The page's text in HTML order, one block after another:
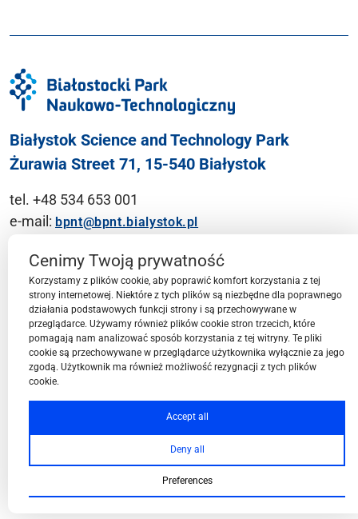
Białystok Science and Technology Park
Żurawia Street 71, 15-540 Białystok
tel. +48 534 653 001
e-mail: bpnt@bpnt.bialystok.pl
Contact
BPN-T Area
BPN-T Offer
Cenimy Twoją prywatność
Korzystamy z plików cookie, aby poprawić komfort korzystania z tej
strony internetowej. Niektóre z tych plików są niezbędne dla poprawnego
działania podstawowych funkcji strony i są przechowywane w
przeglądarce. Używamy również plików cookie stron trzecich, które
pomagają nam analizować sposób korzystania z tej witryny. Te pliki
cookie są przechowywane w przeglądarce użytkownika wyłącznie za jego
zgodą. Użytkownik ma również możliwość rezygnacji z tych plików
cookie.
Accept all
Deny all
Preferences